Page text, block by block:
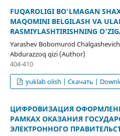
FUQAROLIGI BO'LMAGAN
MAQOMINI BELGILASH VA
RASMIYLASHTIRISHNING
Yarashev Bobomurod
Abdurazzoq qizi (Author)
404-410
yuklab olish | Скачать |
ЦИФРОВИЗАЦИЯ
РАМКАХ ОКАЗАНИЯ
ЭЛЕКТРОННОГО